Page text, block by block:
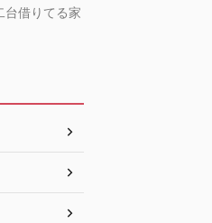
台借りてる家